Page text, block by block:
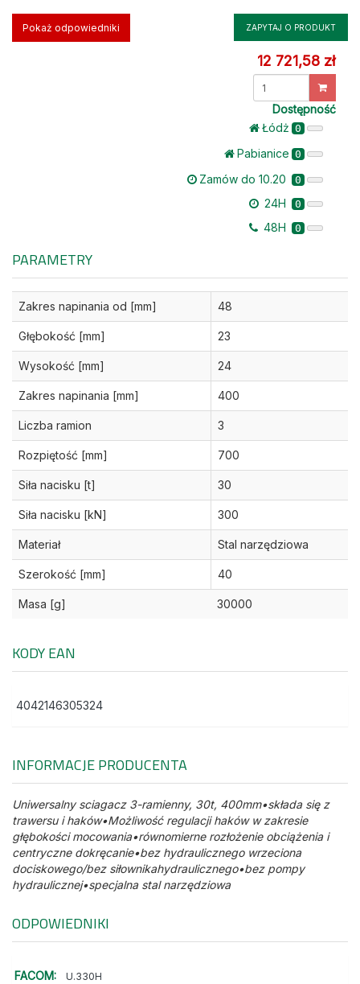
Pokaż odpowiedniki ZAPYTAJ O PRODUKT
12 721,58 zł
Dostępność
Łódż 0
Pabianice 0
Zamów do 10.20 0
24H 0
48H 0
PARAMETRY
Zakres napinania od [mm] 48
Głębokość [mm] 23
Wysokość [mm] 24
Zakres napinania [mm] 400
Liczba ramion 3
Rozpiętość [mm] 700
Siła nacisku [t] 30
Siła nacisku [kN] 300
Materiał Stal narzędziowa
Szerokość [mm] 40
Masa [g] 30000
KODY EAN
4042146305324
INFORMACJE PRODUCENTA
Uniwersalny sciagacz 3-ramienny, 30t, 400mm•składa się z
trawersu i haków•Możliwość regulacji haków w zakresie
głębokości mocowania•równomierne rozłożenie obciążenia i
centryczne dokręcanie•bez hydraulicznego wrzeciona
dociskowego/bez siłownikahydraulicznego•bez pompy
hydraulicznej•specjalna stal narzędziowa
ODPOWIEDNIKI
FACOM: U.330H